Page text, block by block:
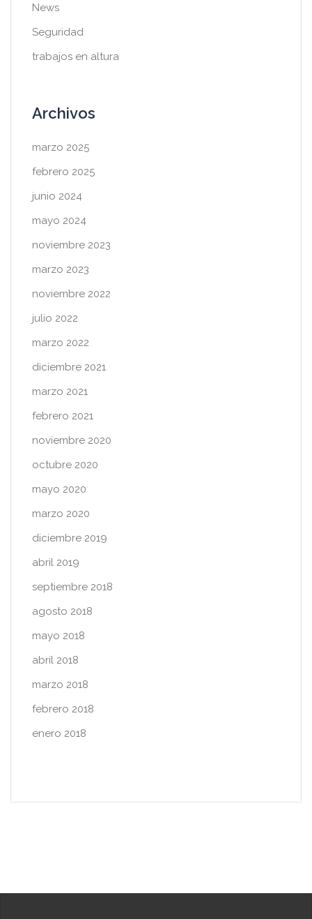
News
Seguridad
trabajos en altura
Archivos
marzo 2025
febrero 2025
junio 2024
mayo 2024
noviembre 2023
marzo 2023
noviembre 2022
julio 2022
marzo 2022
diciembre 2021
marzo 2021
febrero 2021
noviembre 2020
octubre 2020
mayo 2020
marzo 2020
diciembre 2019
abril 2019
septiembre 2018
agosto 2018
mayo 2018
abril 2018
marzo 2018
febrero 2018
enero 2018